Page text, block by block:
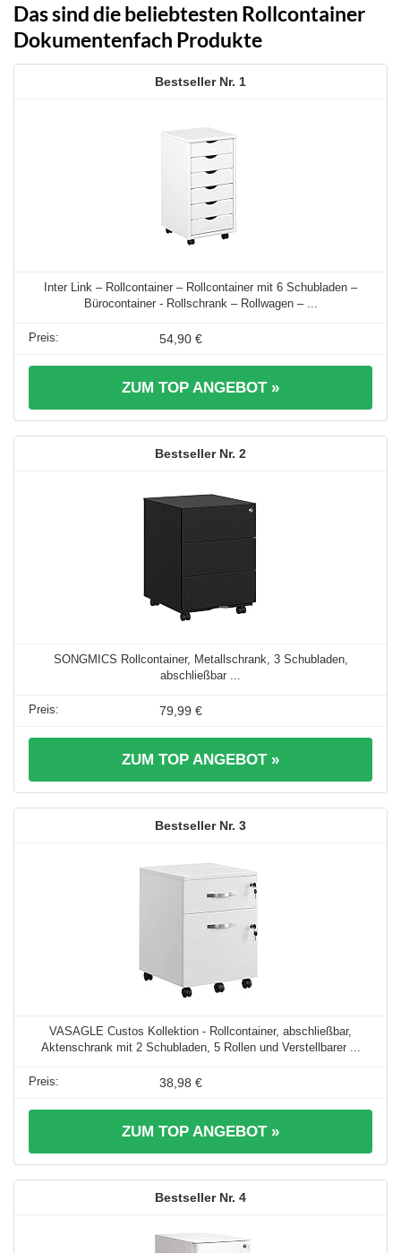
Das sind die beliebtesten Rollcontainer
Dokumentenfach Produkte
1
Inter Link – Rollcontainer – Rollcontainer mit 6 Schubladen –
Bürocontainer - Rollschrank – Rollwagen – ...
54,90 €
ZUM TOP ANGEBOT »
2
SONGMICS Rollcontainer, Metallschrank, 3 Schubladen,
abschließbar ...
79,99 €
ZUM TOP ANGEBOT »
3
VASAGLE Custos Kollektion - Rollcontainer, abschließbar,
Aktenschrank mit 2 Schubladen, 5 Rollen und Verstellbarer ...
38,98 €
ZUM TOP ANGEBOT »
4